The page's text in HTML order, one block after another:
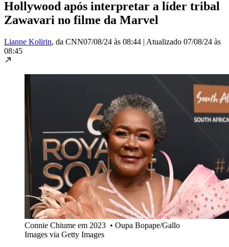
Hollywood após interpretar a líder tribal
Zawavari no filme da Marvel
Lianne Kolirin, da CNN07/08/24 às 08:44 | Atualizado 07/08/24 às
08:45
Connie Chiume em 2023 • Oupa Bopape/Gallo
Images via Getty Images